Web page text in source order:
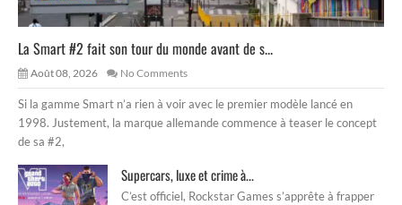
La Smart #2 fait son tour du monde avant de s...
Août 08, 2026 No Comments
Si la gamme Smart n’a rien à voir avec le premier modèle lancé en
1998. Justement, la marque allemande commence à teaser le concept
de sa #2,
Supercars, luxe et crime à...
C’est officiel, Rockstar Games s’apprête à frapper